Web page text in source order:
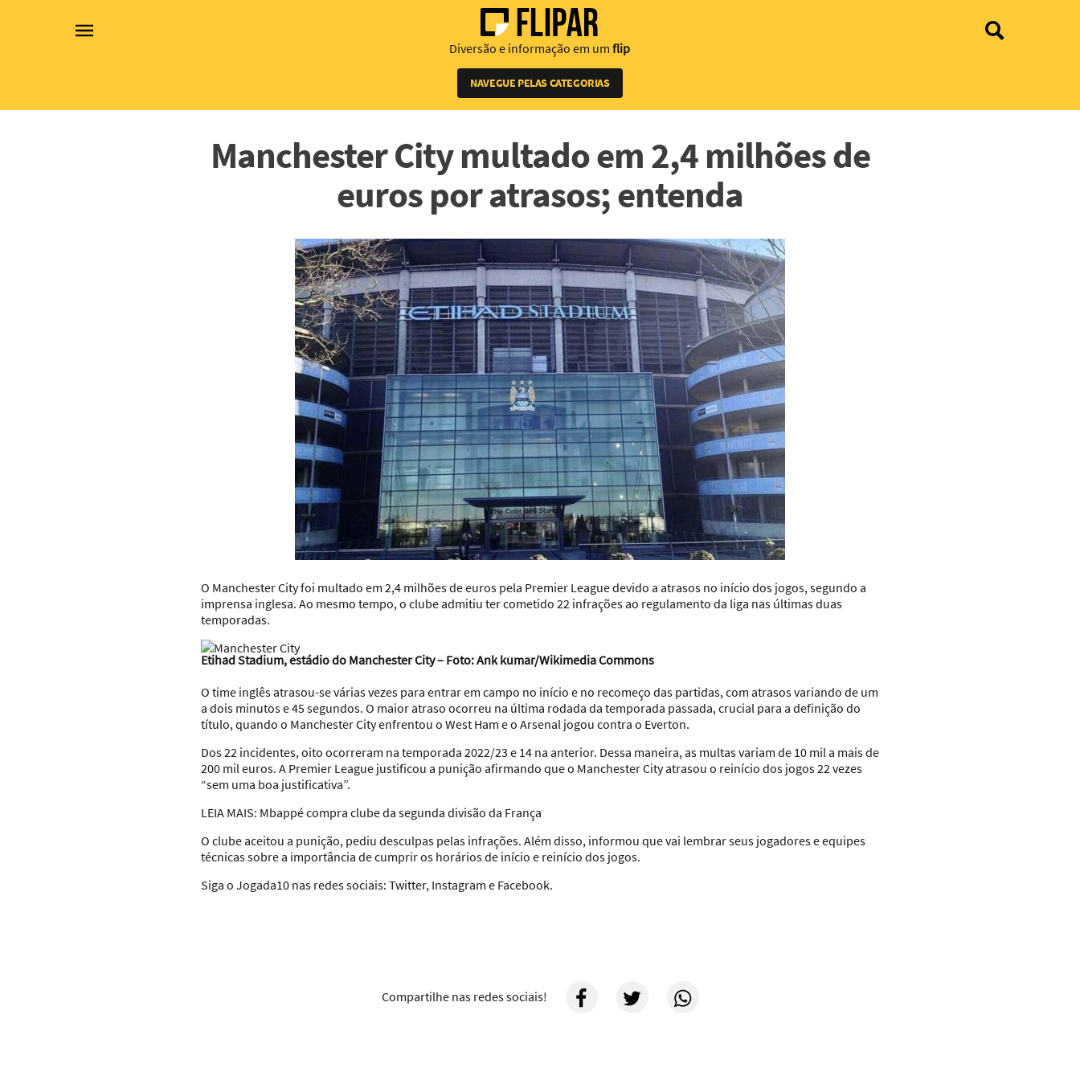
Diversão e informação em um flip
NAVEGUE PELAS CATEGORIAS
Manchester City multado em 2,4 milhões de
euros por atrasos; entenda
O Manchester City foi multado em 2,4 milhões de euros pela Premier League devido a atrasos no início dos jogos, segundo a
imprensa inglesa. Ao mesmo tempo, o clube admitiu ter cometido 22 infrações ao regulamento da liga nas últimas duas
temporadas.
Etihad Stadium, estádio do Manchester City – Foto: Ank kumar/Wikimedia Commons
O time inglês atrasou-se várias vezes para entrar em campo no início e no recomeço das partidas, com atrasos variando de um
a dois minutos e 45 segundos. O maior atraso ocorreu na última rodada da temporada passada, crucial para a definição do
título, quando o Manchester City enfrentou o West Ham e o Arsenal jogou contra o Everton.
Dos 22 incidentes, oito ocorreram na temporada 2022/23 e 14 na anterior. Dessa maneira, as multas variam de 10 mil a mais de
200 mil euros. A Premier League justificou a punição afirmando que o Manchester City atrasou o reinício dos jogos 22 vezes
“sem uma boa justificativa”.
LEIA MAIS: Mbappé compra clube da segunda divisão da França
O clube aceitou a punição, pediu desculpas pelas infrações. Além disso, informou que vai lembrar seus jogadores e equipes
técnicas sobre a importância de cumprir os horários de início e reinício dos jogos.
Siga o Jogada10 nas redes sociais: Twitter, Instagram e Facebook.
Compartilhe nas redes sociais!